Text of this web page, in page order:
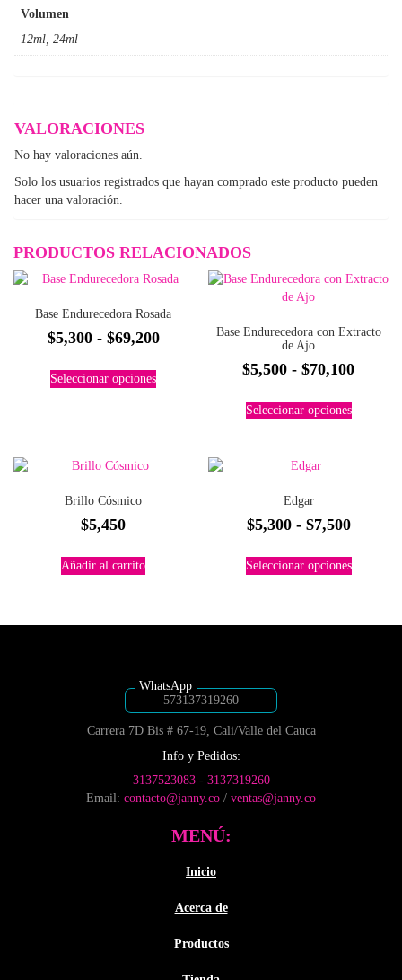
Volumen
12ml, 24ml
VALORACIONES
No hay valoraciones aún.
Solo los usuarios registrados que hayan comprado este producto pueden
hacer una valoración.
PRODUCTOS RELACIONADOS
Base Endurecedora Rosada
$5,300 - $69,200Rango
$69,200
Seleccionar opcionesproducto
Base Endurecedora con Extracto
de Ajo
$5,500 - $70,100Rango
Seleccionar opcionesproducto
se
elegir
en
Brillo Cósmico
$5,450
Añadir al carrito
Edgar
$5,300 - $7,500Rango
Seleccionar opcionesproducto
variantes.
573137319260
Carrera 7D Bis # 67-19, Cali/Valle del Cauca
Info y Pedidos:
3137523083- 3137319260
Email: contacto@janny.co / ventas@janny.co
MENÚ:
Inicio
Acerca de
Productos